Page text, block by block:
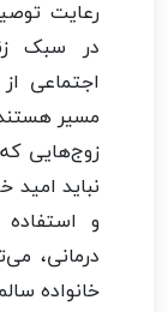
رعایت
در سبک
اجتماعی
مسیر
زوج‌هایی
نباید امید
و
درمانی،
خانواده